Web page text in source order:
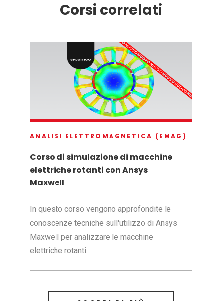
Corsi correlati
ANALISI ELETTROMAGNETICA (EMAG)
Corso di simulazione di macchine
elettriche rotanti con Ansys
Maxwell
In questo corso vengono approfondite le
conoscenze tecniche sull'utilizzo di Ansys
Maxwell per analizzare le macchine
elettriche rotanti.